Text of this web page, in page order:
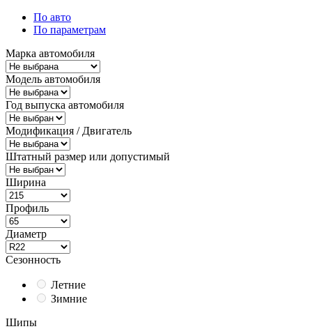
По авто
По параметрам
Марка автомобиля
Модель автомобиля
Год выпуска автомобиля
Модификация / Двигатель
Штатный размер или допустимый
Ширина
Профиль
Диаметр
Сезонность
Летние
Зимние
Шипы